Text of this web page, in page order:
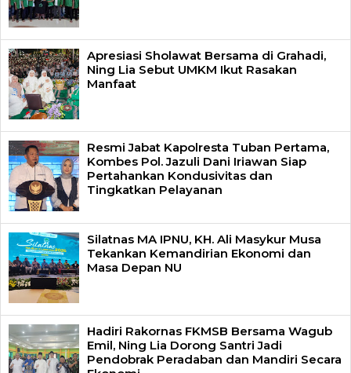
Apresiasi Sholawat Bersama di Grahadi,
Ning Lia Sebut UMKM Ikut Rasakan
Manfaat
Resmi Jabat Kapolresta Tuban Pertama,
Kombes Pol. Jazuli Dani Iriawan Siap
Pertahankan Kondusivitas dan
Tingkatkan Pelayanan
Silatnas MA IPNU, KH. Ali Masykur Musa
Tekankan Kemandirian Ekonomi dan
Masa Depan NU
Hadiri Rakornas FKMSB Bersama Wagub
Emil, Ning Lia Dorong Santri Jadi
Pendobrak Peradaban dan Mandiri Secara